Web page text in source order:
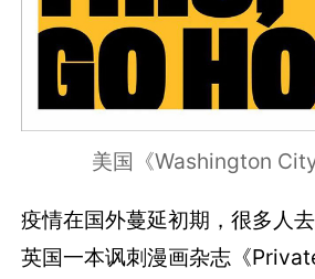
美国《Washington
疫情在国外蔓延初期，很多人去
英国一本讽刺漫画杂志《